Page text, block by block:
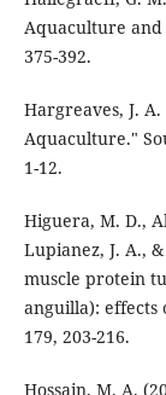
Aquaculture and
375-392.
Hargreaves, J.
Aquaculture."
1-12.
Higuera, M. D.,
Lupianez, J. A.,
muscle protein
anguilla):
179, 203-216.
Hossain, M. A.